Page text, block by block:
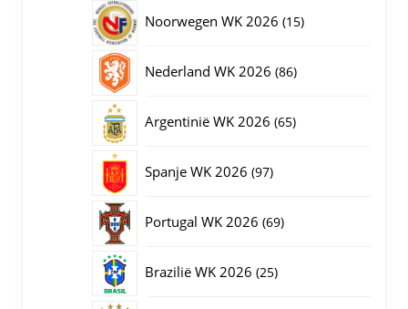
Noorwegen WK 2026 1515
Nederland WK 2026 8686
Argentinië WK 2026 6565
Spanje WK 2026 9797
Portugal WK 2026 6969
Brazilië WK 2026 2525